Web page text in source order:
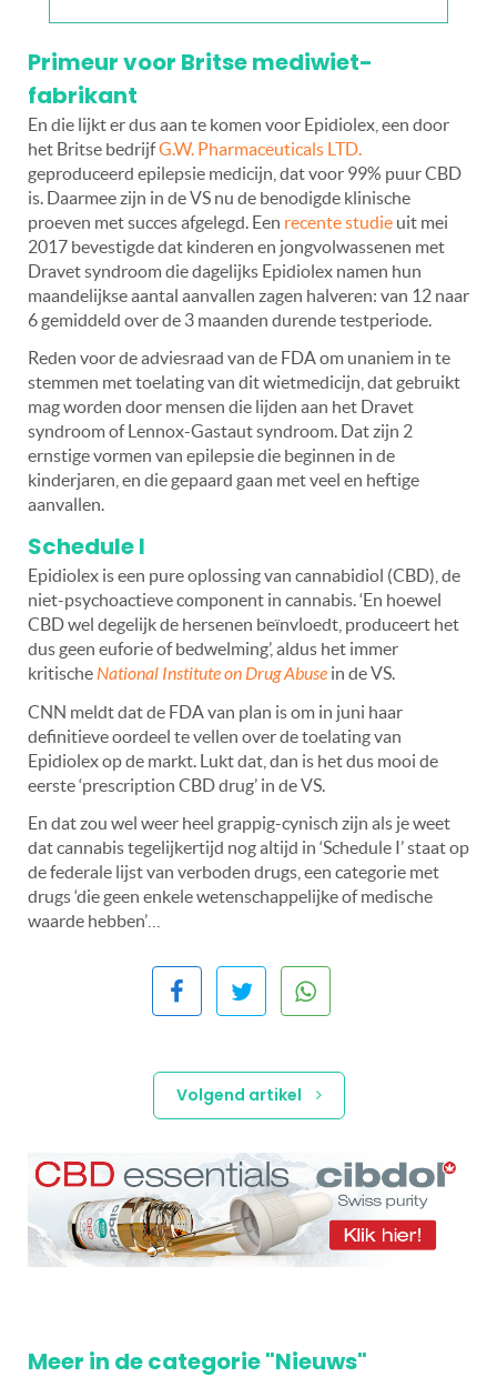
Primeur voor Britse mediwiet-
fabrikant
En die lijkt er dus aan te komen voor Epidiolex, een door
het Britse bedrijfG.W. Pharmaceuticals LTD.
geproduceerd epilepsie medicijn, dat voor 99% puur CBD
is. Daarmee zijn in de VS nu de benodigde klinische
proeven met succes afgelegd. Een recente studie uit mei
2017 bevestigde dat kinderen en jongvolwassenen met
Dravet syndroom die dagelijks Epidiolex namen hun
maandelijkse aantal aanvallen zagen halveren: van 12 naar
6 gemiddeld over de 3 maanden durende testperiode.
Reden voor de adviesraad van de FDA om unaniem in te
stemmen met toelating van dit wietmedicijn, dat gebruikt
mag worden door mensen die lijden aan het Dravet
syndroom of Lennox-Gastaut syndroom. Dat zijn 2
ernstige vormen van epilepsie die beginnen in de
kinderjaren, en die gepaard gaan met veel en heftige
aanvallen.
Schedule I
Epidiolex is een pure oplossing van cannabidiol (CBD), de
niet-psychoactieve component in cannabis. ‘En hoewel
CBD wel degelijk de hersenen beïnvloedt, produceert het
dus geen euforie of bedwelming’, aldus het immer
kritische National Institute on Drug Abuse in de VS.
CNN meldt dat de FDA van plan is om in juni haar
definitieve oordeel te vellen over de toelating van
Epidiolex op de markt. Lukt dat, dan is het dus mooi de
eerste ‘prescription CBD drug’ in de VS.
En dat zou wel weer heel grappig-cynisch zijn als je weet
dat cannabis tegelijkertijd nog altijd in ‘Schedule I’ staat op
de federale lijst van verboden drugs, een categorie met
drugs ‘die geen enkele wetenschappelijke of medische
waarde hebben’…
Volgend artikel
Meer in de categorie "Nieuws"